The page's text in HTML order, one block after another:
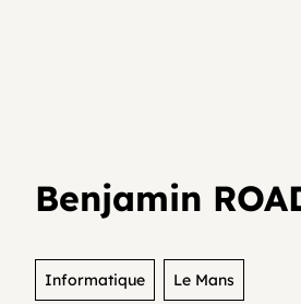
Coopératifs!
Organisme de
Benjamin
Informatique Le Mans